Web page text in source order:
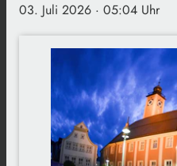
03. Juli 2026 · 05:04 Uhr